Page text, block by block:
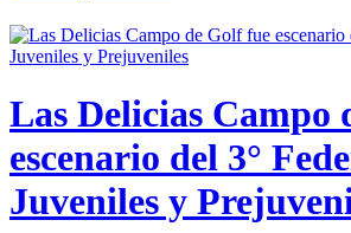
Las Delicias Campo
escenario del 3°
Juveniles y